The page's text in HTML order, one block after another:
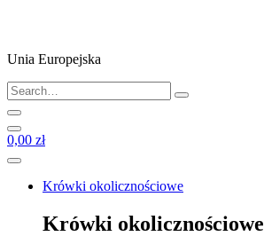
Unia Europejska
0,00 zł
Krówki okolicznościowe
Krówki okolicznościowe